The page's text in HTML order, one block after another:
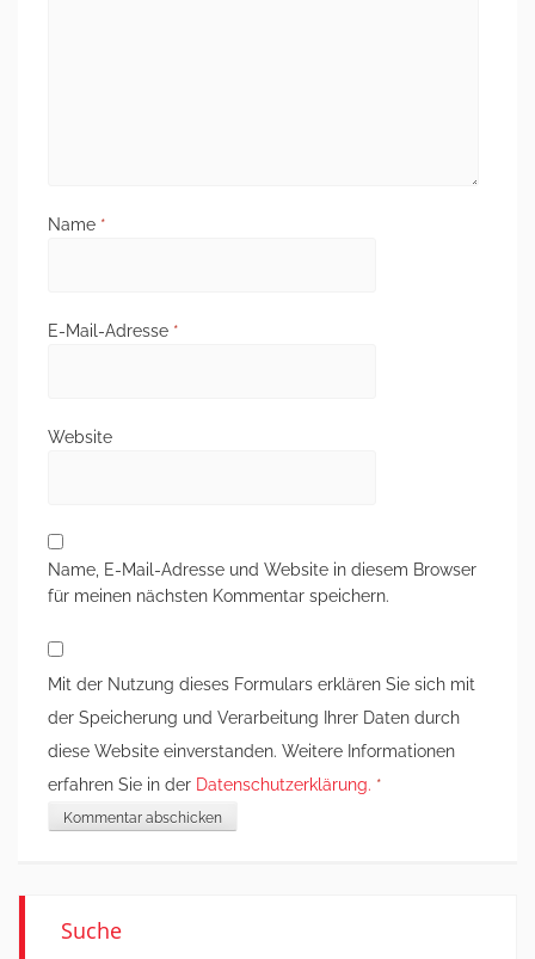
Name *
E-Mail-Adresse *
Website
Name, E-Mail-Adresse und Website in diesem Browser
für meinen nächsten Kommentar speichern.
Mit der Nutzung dieses Formulars erklären Sie sich mit
der Speicherung und Verarbeitung Ihrer Daten durch
diese Website einverstanden. Weitere Informationen
erfahren Sie in der Datenschutzerklärung. *
Suche